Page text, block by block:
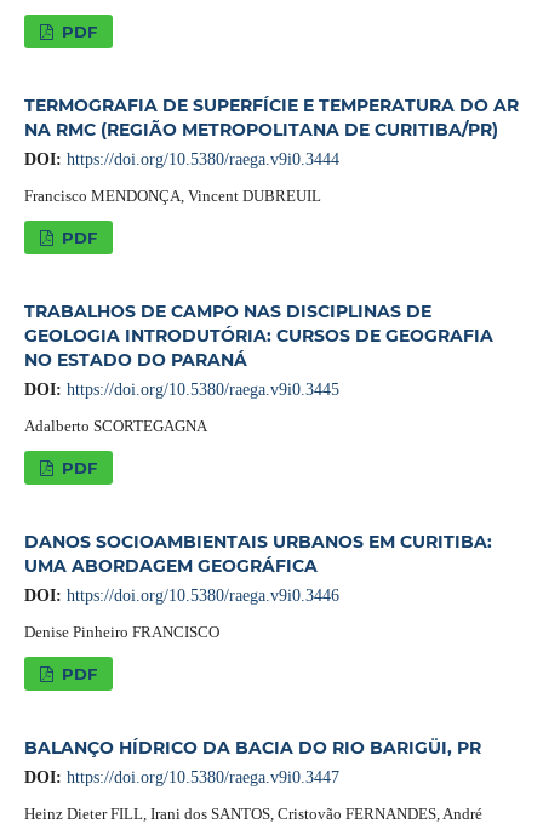
PDF
TERMOGRAFIA DE SUPERFÍCIE E TEMPERATURA DO AR
NA RMC (REGIÃO METROPOLITANA DE CURITIBA/PR)
DOI: https://doi.org/10.5380/raega.v9i0.3444
Francisco MENDONÇA, Vincent DUBREUIL
PDF
TRABALHOS DE CAMPO NAS DISCIPLINAS DE
GEOLOGIA INTRODUTÓRIA: CURSOS DE GEOGRAFIA
NO ESTADO DO PARANÁ
DOI: https://doi.org/10.5380/raega.v9i0.3445
Adalberto SCORTEGAGNA
PDF
DANOS SOCIOAMBIENTAIS URBANOS EM CURITIBA:
UMA ABORDAGEM GEOGRÁFICA
DOI: https://doi.org/10.5380/raega.v9i0.3446
Denise Pinheiro FRANCISCO
PDF
BALANÇO HÍDRICO DA BACIA DO RIO BARIGÜI, PR
DOI: https://doi.org/10.5380/raega.v9i0.3447
Heinz Dieter FILL, Irani dos SANTOS, Cristovão FERNANDES, André